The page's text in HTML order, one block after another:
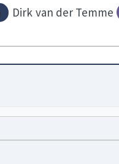
Dirk van der Temme